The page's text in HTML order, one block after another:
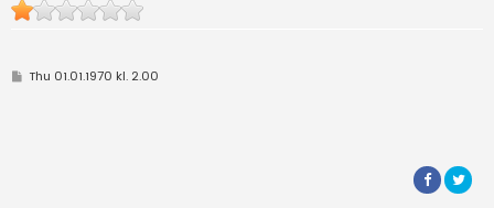
PThu 01.01.1970 kl. 2.00